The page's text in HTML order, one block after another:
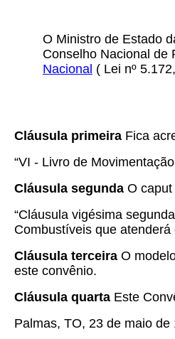
O Ministro de Estado
Conselho Nacional de
Nacional ( Lei nº
Cláusula primeira Fica
“VI - Livro de
Cláusula segunda O
“Cláusula vigésima
Combustíveis que
Cláusula terceira O
este convênio.
Cláusula quarta Este
Palmas, TO, 23 de maio de